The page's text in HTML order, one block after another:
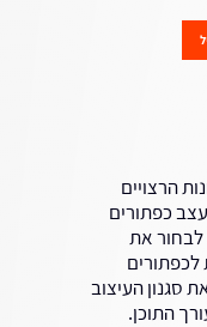
הרצויים
כפתורים
לבחור את
לכפתורים
סגנון העיצוב
התוכן.